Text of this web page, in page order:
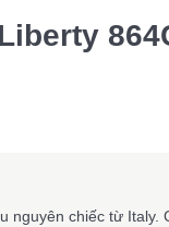
nguyên chiếc từ Italy.